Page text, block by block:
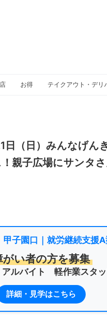
お得 テイクアウト・デリ
日（日）みんなげん
親子広場にサンタ
甲子園口｜就労継続支援
がい者の方を募集
アルバイト 軽作業スタ
詳細・見学はこちら